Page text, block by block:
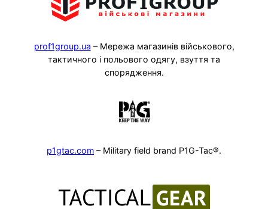
prof1group.ua – Мережа магазинів військового,
тактичного і польового одягу, взуття та
спорядження.
p1gtac.com – Military field brand P1G-Tac®.